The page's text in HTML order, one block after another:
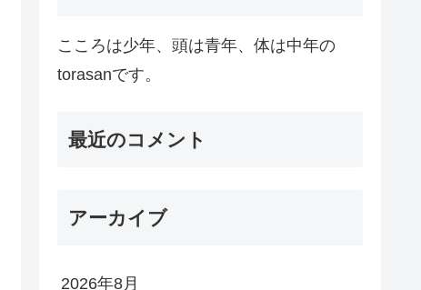
こころは少年、頭は青年、体は中年の
torasanです。
最近のコメント
アーカイブ
2026年8月